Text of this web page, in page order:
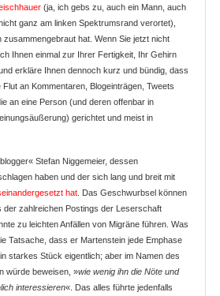
(ja, ich gebs zu, auch ein Mann, auch
ganz am linken Spektrumsrand verortet),
hat. Wenn Sie jetzt nicht
Ihnen einmal zur Ihrer Fertigkeit, Ihr Gehirn
erkläre Ihnen dennoch kurz und bündig, dass
an Kommentaren, Blogeinträgen, Tweets
an eine Person (und deren offenbar in
gerichtet und meist in
Stefan Niggemeier, dessen
haben und der sich lang und breit mit
hat . Das Geschwurbsel können
zahlreichen Postings der Leserschaft
zu leichten Anfällen von Migräne führen. Was
Tatsache, dass er Martenstein jede Emphase
starkes Stück eigentlich; aber im Namen des
würde beweisen, »wie wenig ihn die Nöte und
interessieren«. Das alles führte jedenfalls